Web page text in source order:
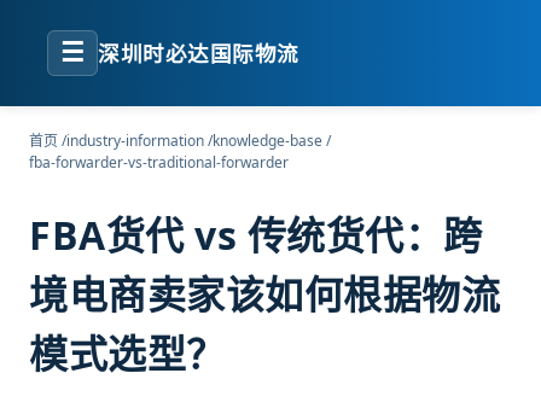
☰ 深圳时必达国际物流
首页/industry-information/knowledge-base/
fba-forwarder-vs-traditional-forwarder
FBA货代 vs 传统货代：跨
境电商卖家该如何根据物流
模式选型？